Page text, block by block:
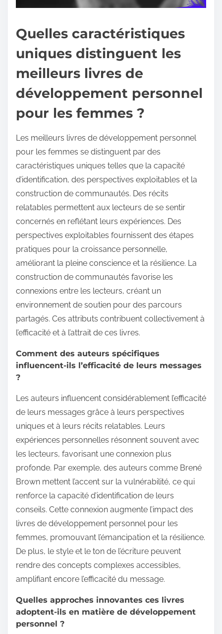
Quelles caractéristiques
uniques distinguent les
meilleurs livres de
développement personnel
pour les femmes ?
Les meilleurs livres de développement personnel
pour les femmes se distinguent par des
caractéristiques uniques telles que la capacité
d’identification, des perspectives exploitables et la
construction de communautés. Des récits
relatables permettent aux lecteurs de se sentir
concernés en reflétant leurs expériences. Des
perspectives exploitables fournissent des étapes
pratiques pour la croissance personnelle,
améliorant la pleine conscience et la résilience. La
construction de communautés favorise les
connexions entre les lecteurs, créant un
environnement de soutien pour des parcours
partagés. Ces attributs contribuent collectivement à
l’efficacité et à l’attrait de ces livres.
Comment des auteurs spécifiques
influencent-ils l’efficacité de leurs messages
?
Les auteurs influencent considérablement l’efficacité
de leurs messages grâce à leurs perspectives
uniques et à leurs récits relatables. Leurs
expériences personnelles résonnent souvent avec
les lecteurs, favorisant une connexion plus
profonde. Par exemple, des auteurs comme Brené
Brown mettent l’accent sur la vulnérabilité, ce qui
renforce la capacité d’identification de leurs
conseils. Cette connexion augmente l’impact des
livres de développement personnel pour les
femmes, promouvant l’émancipation et la résilience.
De plus, le style et le ton de l’écriture peuvent
rendre des concepts complexes accessibles,
amplifiant encore l’efficacité du message.
Quelles approches innovantes ces livres
adoptent-ils en matière de développement
personnel ?